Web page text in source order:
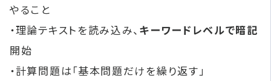
やること
・理論テキストを読み込み、 キーワードレベルで暗記
開始
・計算問題は「基本問題だけを繰り返す」